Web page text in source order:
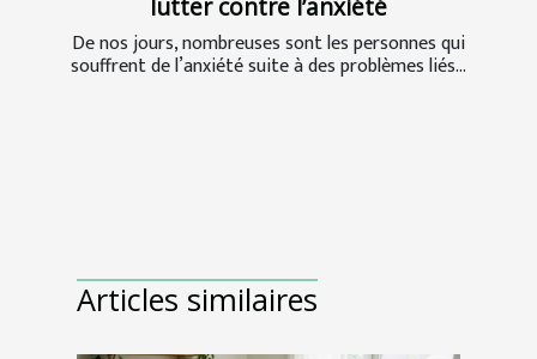
De nos jours, nombreuses sont les personnes qui
souffrent de l’anxiété suite à des problèmes liés...
Articles similaires